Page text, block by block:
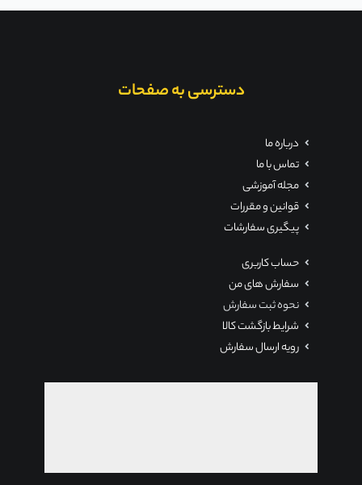
دسترسی به صفحات
درباره ما
تماس با ما
مجله آموزشی
قوانین و مقررات
پیگیری سفارشات
حساب کاربری
سفارش های من
نحوه ثبت سفارش
شرایط بازگشت کالا
رویه ارسال سفارش